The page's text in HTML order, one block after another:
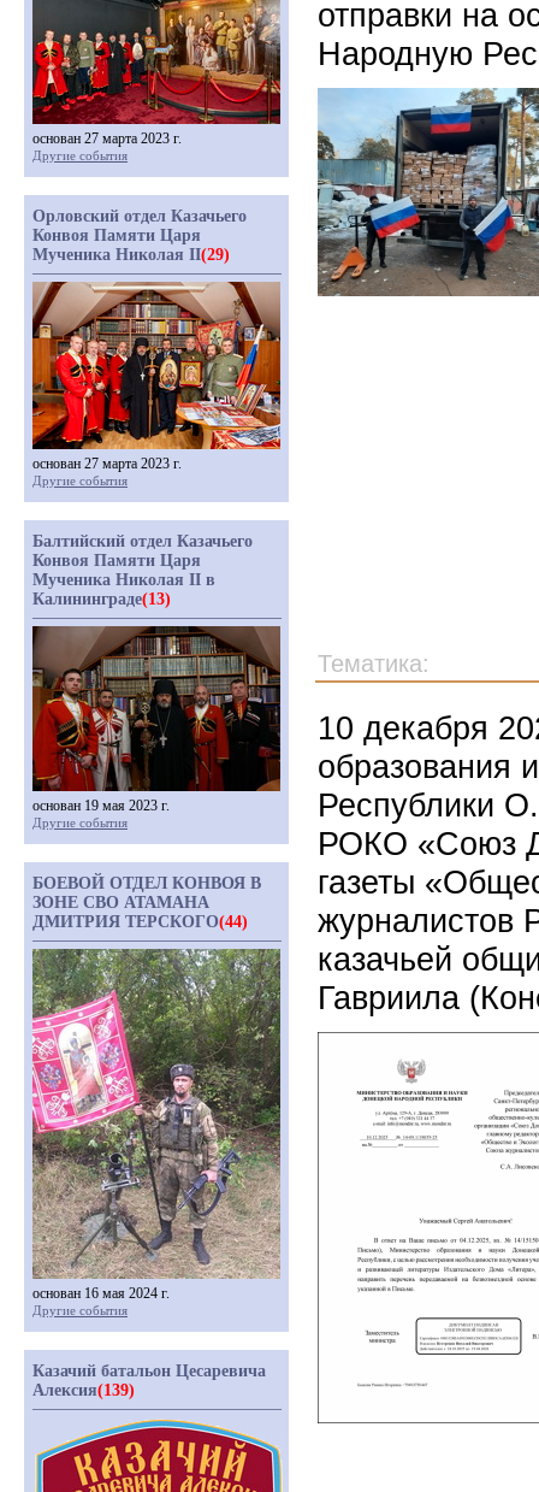
отправки на
Народную
Тематика:
10 декабря
образования
Республики
РОКО «Союз
газеты
журналистов
казачьей
Гавриила
основан 27 марта 2023 г.
Другие события
Орловский отдел Казачьего
Конвоя Памяти Царя
Мученика Николая II(29)
основан 27 марта 2023 г.
Другие события
Балтийский отдел Казачьего
Конвоя Памяти Царя
Мученика Николая II в
Калининграде(13)
основан 19 мая 2023 г.
Другие события
БОЕВОЙ ОТДЕЛ КОНВОЯ В
ЗОНЕ СВО АТАМАНА
ДМИТРИЯ ТЕРСКОГО(44)
основан 16 мая 2024 г.
Другие события
Казачий батальон Цесаревича
Алексия(139)